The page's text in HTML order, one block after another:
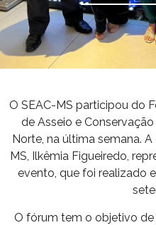
O SEAC-MS participou do
de Asseio e
Norte, na última semana.
MS, Ilkêmia Figueiredo,
evento, que foi realizado
O fórum tem o objetivo